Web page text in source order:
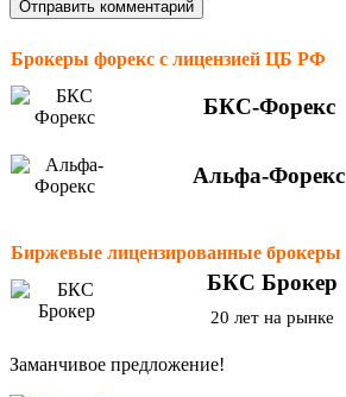
Брокеры форекс с лицензией ЦБ РФ
БКС-Форекс
Альфа-Форекс
Биржевые лицензированные брокеры
БКС Брокер
20 лет на рынке
Заманчивое предложение!